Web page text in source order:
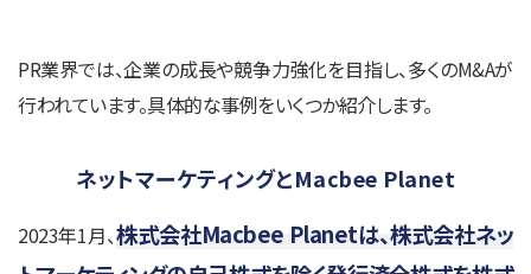
PR業界では、企業の成長や競争力強化を目指し、多くのM&Aが
行われています。具体的な事例をいくつか紹介します。
ネットマーケティングとMacbee Planet
2023年1月、株式会社Macbee Planetは、株式会社ネッ